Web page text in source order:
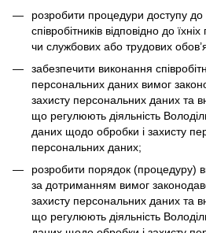
розробити процедури доступу
співробітників відповідно до
чи службових або трудових
забезпечити виконання
персональних даних вимог
захисту персональних даних та
що регулюють діяльність
даних щодо обробки і захисту
персональних даних;
розробити порядок (процедуру)
за дотриманням вимог
захисту персональних даних та
що регулюють діяльність